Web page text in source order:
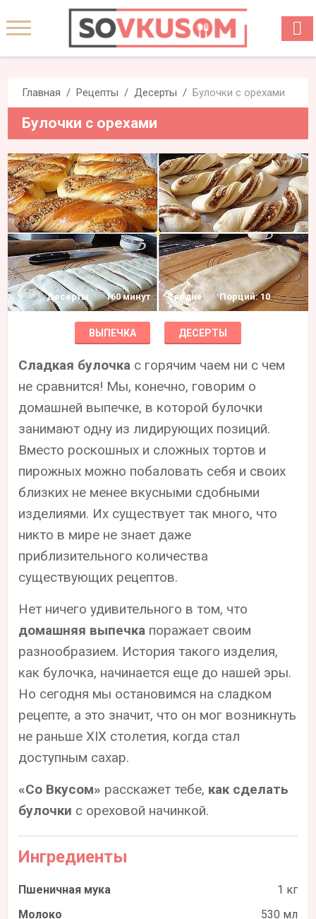
Главная Рецепты Десерты Булочки с орехами
Булочки с орехами
Десерты 160 минут Средне Порций: 10
ВЫПЕЧКА ДЕСЕРТЫ
Сладкая булочка с горячим чаем ни с чем
не сравнится! Мы, конечно, говорим о
домашней выпечке, в которой булочки
занимают одну из лидирующих позиций.
Вместо роскошных и сложных тортов и
пирожных можно побаловать себя и своих
близких не менее вкусными сдобными
изделиями. Их существует так много, что
никто в мире не знает даже
приблизительного количества
существующих рецептов.
Нет ничего удивительного в том, что
домашняя выпечка поражает своим
разнообразием. История такого изделия,
как булочка, начинается еще до нашей эры.
Но сегодня мы остановимся на сладком
рецепте, а это значит, что он мог возникнуть
не раньше XIX столетия, когда стал
доступным сахар.
«Со Вкусом» расскажет тебе, как сделать
булочки с ореховой начинкой.
Ингредиенты
Пшеничная мука
1 кг
Молоко
530 мл